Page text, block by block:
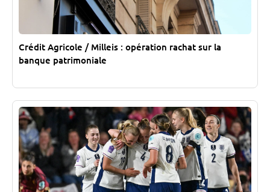
Crédit Agricole / Milleis : opération rachat sur la
banque patrimoniale